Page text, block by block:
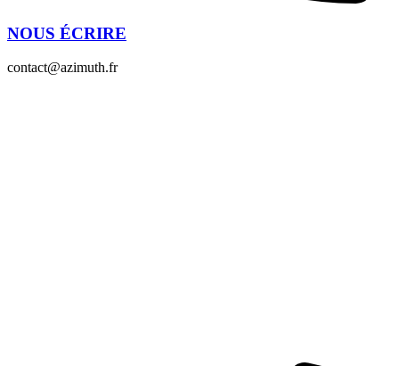
NOUS ÉCRIRE
contact@azimuth.fr